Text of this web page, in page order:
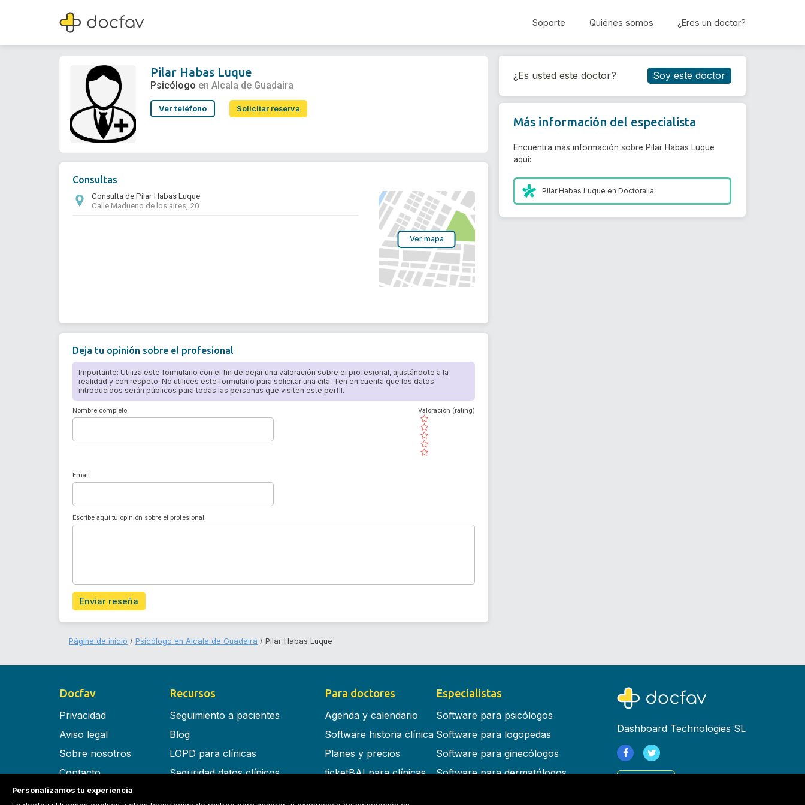
Soporte Quiénes somos ¿Eres un doctor?
Pilar Habas Luque
Psicólogo
Reservar cita
Pilar Habas Luque
Psicólogo en Alcala de Guadaira
Ver teléfono Solicitar reserva
Consultas
Consulta de Pilar Habas Luque
Calle Madueno de los aires, 20
Ver mapa
Deja tu opinión sobre el profesional
Importante: Utiliza este formulario con el fin de dejar una valoración sobre el profesional, ajustándote a la
realidad y con respeto. No utilices este formulario para solicitar una cita. Ten en cuenta que los datos
introducidos serán públicos para todas las personas que visiten este perfil.
Nombre completo
( )
( )
( )
( )
( )
Valoración (rating)
Email
Escribe aquí tu opinión sobre el profesional:
Enviar reseña
¿Es usted este doctor? Soy este doctor
Más información del especialista
Encuentra más información sobre Pilar Habas Luque
aquí:
Pilar Habas Luque enDoctoralia
Página de inicio Psicólogo en Alcala de Guadaira Pilar Habas Luque
Docfav
Privacidad
Aviso legal
Sobre nosotros
Contacto
Términos y condiciones
Recursos
Seguimiento a pacientes
Blog
LOPD para clínicas
Seguridad datos clínicos
Para doctores
Agenda y calendario
Software historia clínica
Planes y precios
ticketBAI para clínicas
Especialistas
Software para psicólogos
Software para logopedas
Software para ginecólogos
Software para dermatólogos
Dashboard Technologies SL
Personalizamos tu experiencia